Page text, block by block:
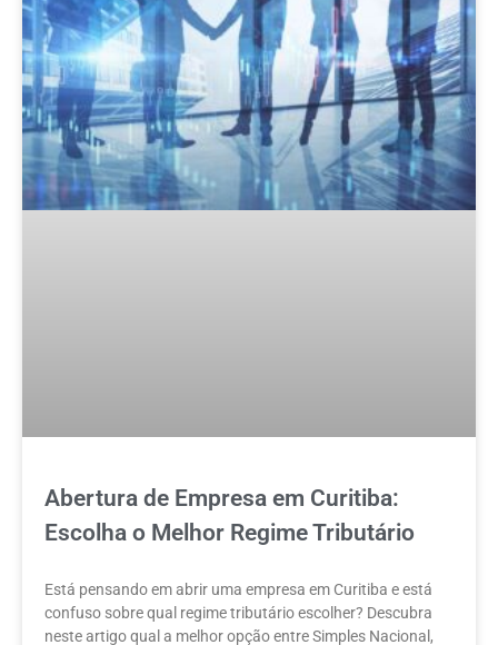
Abertura de Empresa em Curitiba:
Escolha o Melhor Regime Tributário
Está pensando em abrir uma empresa em Curitiba e está
confuso sobre qual regime tributário escolher? Descubra
neste artigo qual a melhor opção entre Simples Nacional,